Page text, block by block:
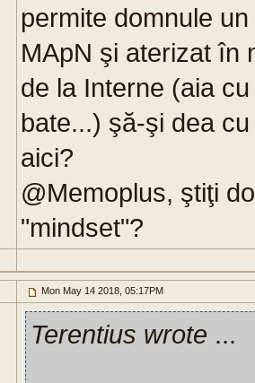
permite domnule
MApN şi aterizat în
de la Interne (aia
bate...) şă-şi dea
aici?
@Memoplus, ştiţi
"mindset"?
Mon May 14 2018, 05:17PM
Terentius wrote ...